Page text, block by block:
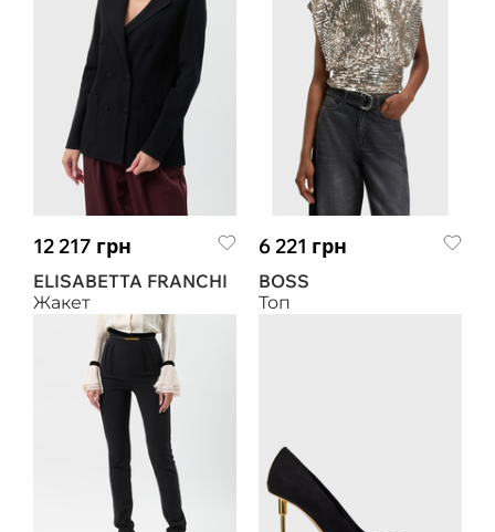
12 217 грн
ELISABETTA FRANCHI
Жакет
6 221 грн
BOSS
Топ